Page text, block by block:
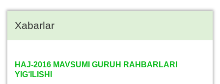
Xabarlar
HAJ-2016 MAVSUMI GURUH RAHBARLARI
YIG‘ILISHI